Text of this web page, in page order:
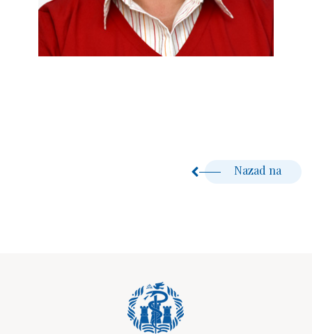
Nazad na